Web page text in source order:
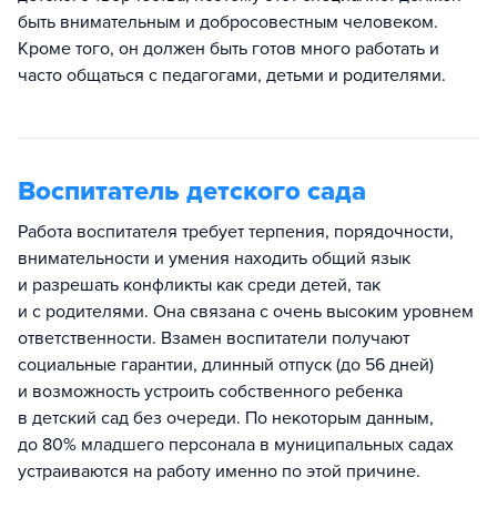
быть внимательным и добросовестным человеком.
Кроме того, он должен быть готов много работать и
часто общаться с педагогами, детьми и родителями.
Воспитатель детского сада
Работа воспитателя требует терпения, порядочности,
внимательности и умения находить общий язык
и разрешать конфликты как среди детей, так
и с родителями. Она связана с очень высоким уровнем
ответственности. Взамен воспитатели получают
социальные гарантии, длинный отпуск (до 56 дней)
и возможность устроить собственного ребенка
в детский сад без очереди. По некоторым данным,
до 80% младшего персонала в муниципальных садах
устраиваются на работу именно по этой причине.